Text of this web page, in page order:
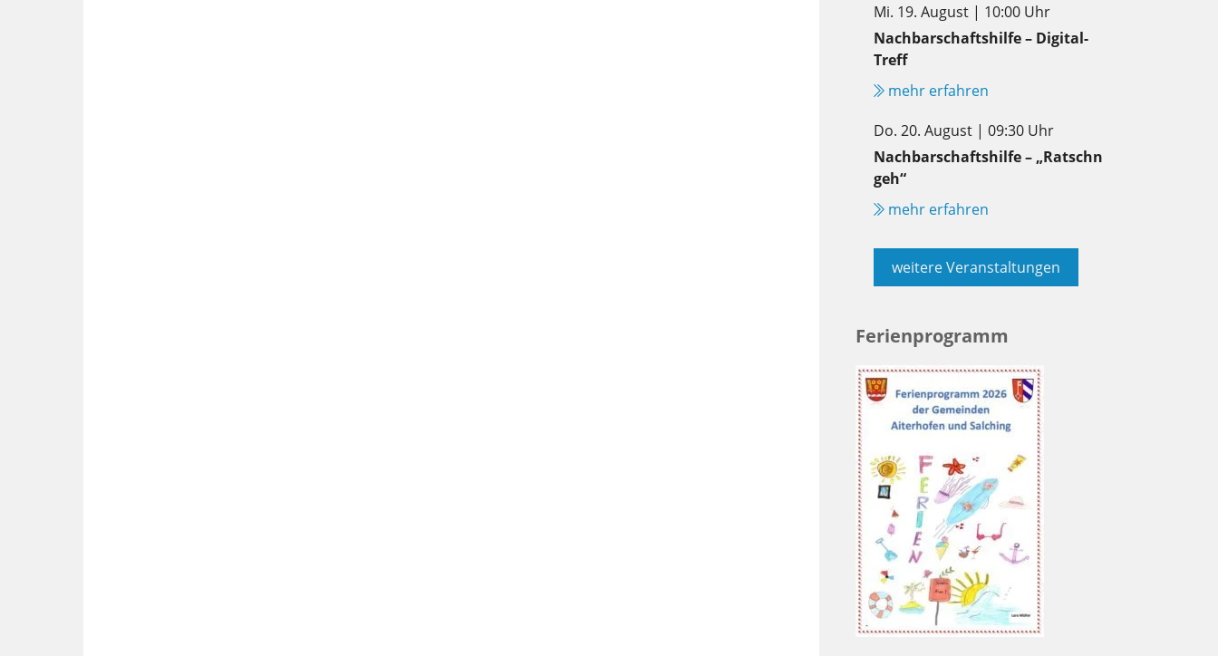
Mi. 19. August | 10:00 Uhr
Nachbarschaftshilfe – Digital-
Treff
mehr erfahren
Do. 20. August | 09:30 Uhr
Nachbarschaftshilfe – „Ratschn
geh“
mehr erfahren
weitere Veranstaltungen
Ferienprogramm